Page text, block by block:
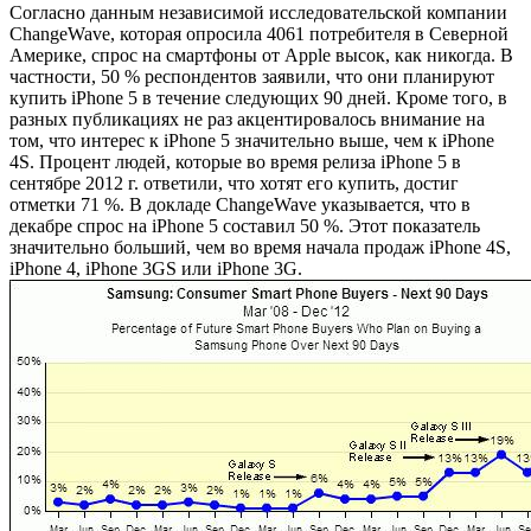
Согласно данным независимой исследовательской компании
ChangeWave, которая опросила 4061 потребителя в Северной
Америке, спрос на смартфоны от Apple высок, как никогда. В
частности, 50 % респондентов заявили, что они планируют
купить iPhone 5 в течение следующих 90 дней. Кроме того, в
разных публикациях не раз акцентировалось внимание на
том, что интерес к iPhone 5 значительно выше, чем к iPhone
4S. Процент людей, которые во время релиза iPhone 5 в
сентябре 2012 г. ответили, что хотят его купить, достиг
отметки 71 %. В докладе ChangeWave указывается, что в
декабре спрос на iPhone 5 составил 50 %. Этот показатель
значительно больший, чем во время начала продаж iPhone 4S,
iPhone 4, iPhone 3GS или iPhone 3G.